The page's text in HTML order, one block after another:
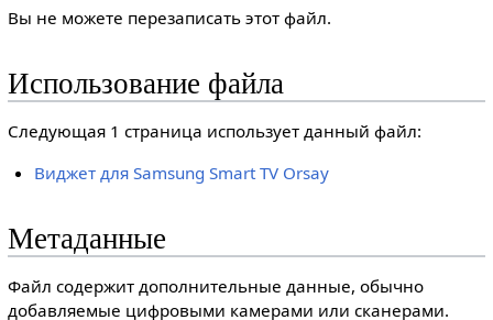
Вы не можете перезаписать этот файл.
Использование файла
Следующая 1 страница использует данный файл:
Виджет для Samsung Smart TV Orsay
Метаданные
Файл содержит дополнительные данные, обычно
добавляемые цифровыми камерами или сканерами.